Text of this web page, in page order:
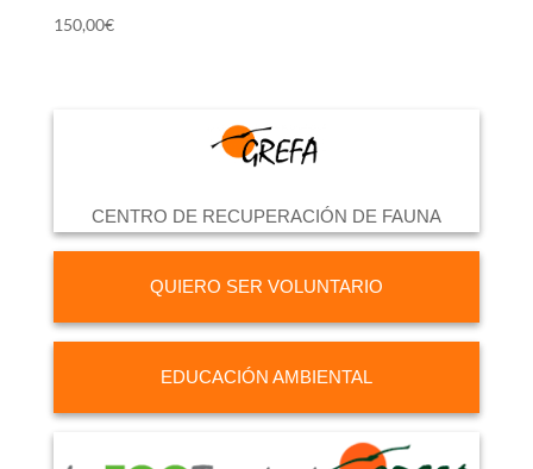
150,00€
CENTRO DE RECUPERACIÓN DE FAUNA
QUIERO SER VOLUNTARIO
EDUCACIÓN AMBIENTAL